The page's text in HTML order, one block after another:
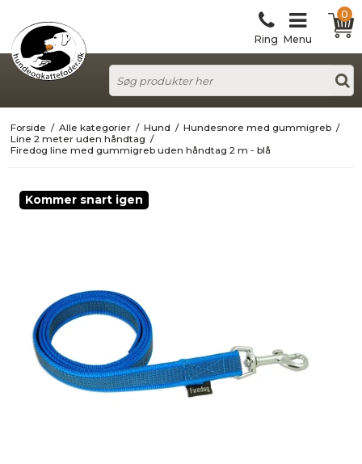
Ring Menu
0
Forside / Alle kategorier / Hund / Hundesnore med gummigreb /
Line 2 meter uden håndtag /
Firedog line med gummigreb uden håndtag 2 m - blå
Kommer snart igen